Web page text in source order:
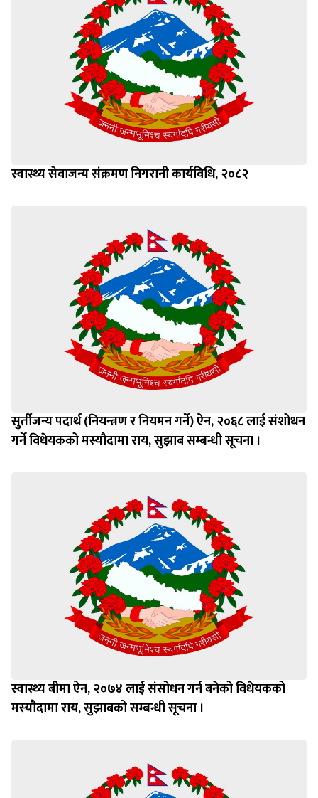
स्वास्थ्य सेवाजन्य संक्रमण निगरानी कार्यविधि, २०८२
सुर्तीजन्य पदार्थ (नियन्त्रण र नियमन गर्ने) ऐन, २०६८ लाई संशोधन
गर्ने विधेयकको मस्यौदामा राय, सुझाब सम्बन्धी सूचना ।
स्वास्थ्य बीमा ऐन, २०७४ लाई संसोधन गर्न बनेको विधेयकको
मस्यौदामा राय, सुझाबको सम्बन्धी सूचना ।